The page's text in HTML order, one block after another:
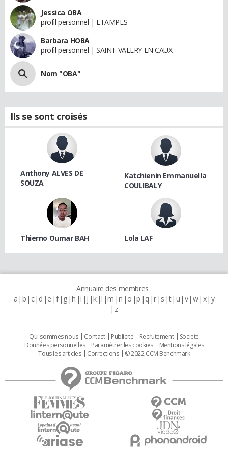
Jessica OBA
profil personnel | ETAMPES
Barbara HOBA
profil personnel | SAINT VALERY EN CAUX
Nom "OBA"
Ils se sont croisés
Anthony ALVES DE
SOUZA
Katchienin Emmanuella
COULIBALY
Thierno Oumar BAH Lola LAF
Annuaire des membres :
a b c d e f g h i j k l m n o p q r s t u v w x y
z
Qui sommes nous Contact Publicité Recrutement
Societé
Données personnelles
Paramétrer les cookies
Mentions légales
Tous les articles
Corrections © 2022 CCM Benchmark